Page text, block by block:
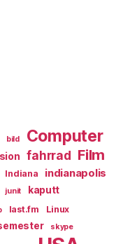
bild Computer
fahrrad Film
Indiana indianapolis
junit kaputt
last.fm Linux
skype